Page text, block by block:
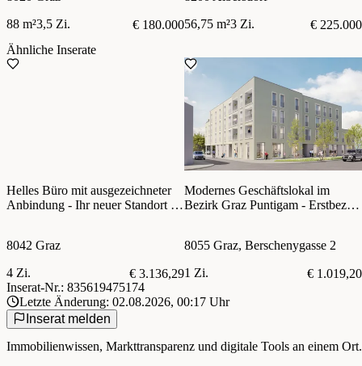
88 m²3,5 Zi. € 180.00056,75 m²3 Zi.
€ 225.000
Ähnliche Inserate
Helles Büro mit ausgezeichneter
Anbindung - Ihr neuer Standort im
8042 Graz
4 Zi.
€ 3.136,29
Modernes Geschäftslokal im
Bezirk Graz Puntigam - Erstbezug
8055 Graz, Berschenygasse 2
1 Zi.
€ 1.019,20
Inserat-Nr.: 835619475174
Letzte Änderung: 02.08.2026, 00:17 Uhr
Inserat melden
Immobilienwissen, Markttransparenz und digitale Tools an einem Ort.